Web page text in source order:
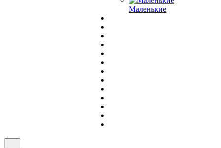
Маленькие